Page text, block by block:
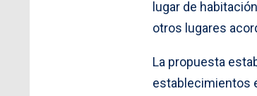
lugar de
otros lugares
La propuesta
establecimientos